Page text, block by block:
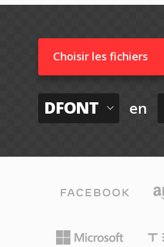
Choisir les fichiers
DFONT en